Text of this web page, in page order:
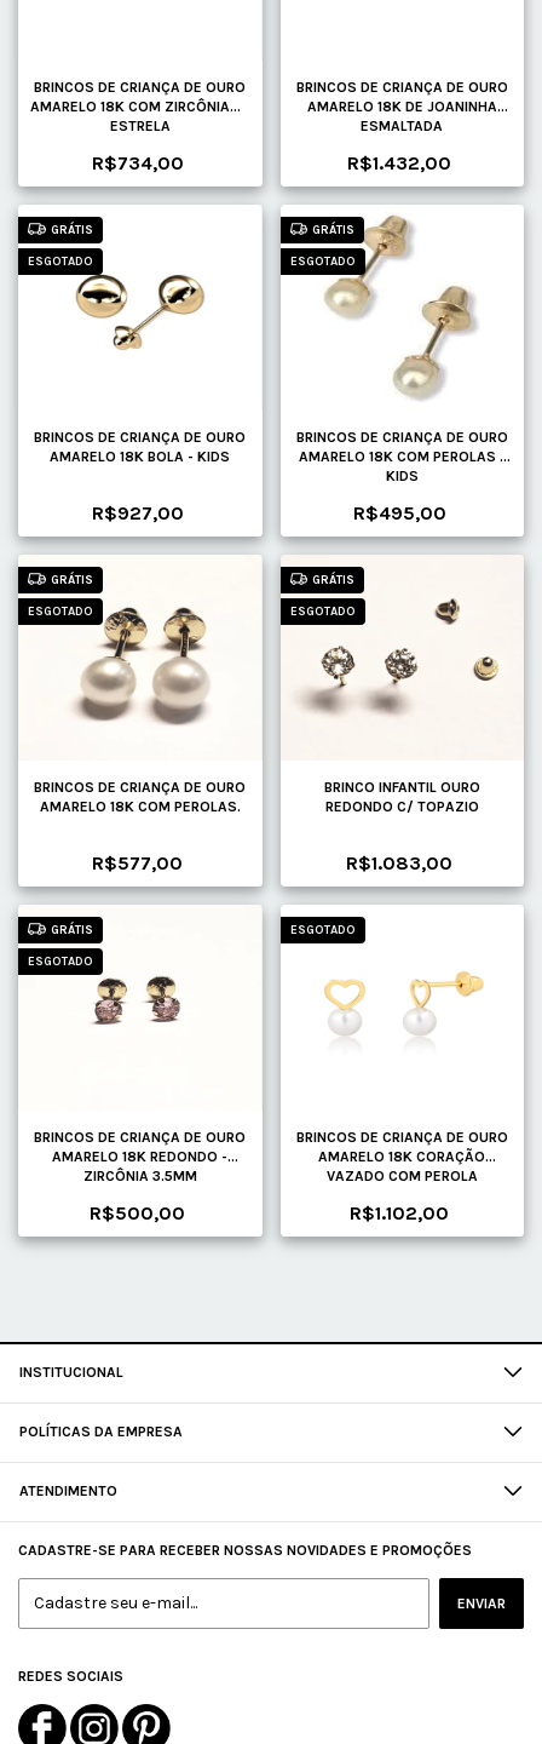
BRINCOS DE CRIANÇA DE OURO
AMARELO 18K COM ZIRCÔNIAS -
ESTRELA
R$734,00
BRINCOS DE CRIANÇA DE OURO
AMARELO 18K DE JOANINHA
ESMALTADA
R$1.432,00
GRÁTIS
ESGOTADO
BRINCOS DE CRIANÇA DE OURO
AMARELO 18K BOLA - KIDS
R$927,00
GRÁTIS
ESGOTADO
BRINCOS DE CRIANÇA DE OURO
AMARELO 18K COM PEROLAS -
KIDS
R$495,00
GRÁTIS
ESGOTADO
BRINCOS DE CRIANÇA DE OURO
AMARELO 18K COM PEROLAS.
R$577,00
GRÁTIS
ESGOTADO
BRINCO INFANTIL OURO
REDONDO C/ TOPAZIO
R$1.083,00
GRÁTIS
ESGOTADO
BRINCOS DE CRIANÇA DE OURO
AMARELO 18K REDONDO -
ZIRCÔNIA 3.5MM
R$500,00
ESGOTADO
BRINCOS DE CRIANÇA DE OURO
AMARELO 18K CORAÇÃO
VAZADO COM PEROLA
R$1.102,00
INSTITUCIONAL
POLÍTICAS DA EMPRESA
ATENDIMENTO
CADASTRE-SE PARA RECEBER NOSSAS NOVIDADES E PROMOÇÕES
REDES SOCIAIS